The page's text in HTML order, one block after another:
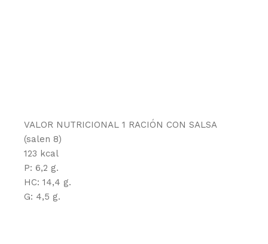
VALOR NUTRICIONAL 1 RACIÓN CON SALSA
(salen 8)
123 kcal
P: 6,2 g.
HC: 14,4 g.
G: 4,5 g.